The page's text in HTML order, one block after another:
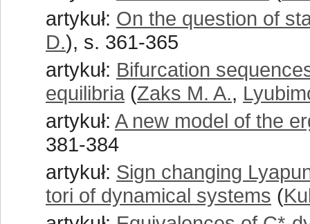
artykuł: On the question of
D.), s. 361-365
artykuł: Bifurcation
equilibria (Zaks M. A.,
artykuł: A new model of the
381-384
artykuł: Sign changing
tori of dynamical systems (